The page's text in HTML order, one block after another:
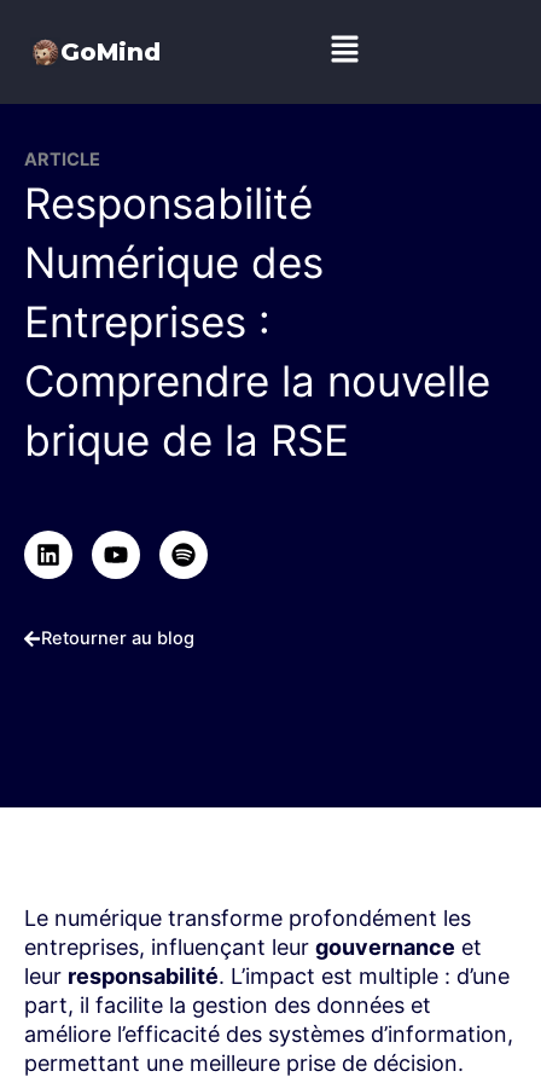
contenu
Menu
GoMind
ARTICLE
Responsabilité
Numérique des
Entreprises :
Comprendre la nouvelle
brique de la RSE
L
i
e
Y
o
u
S
p
i
Retourner au blog
Le numérique transforme profondément les
entreprises, influençant leur gouvernance et
leur responsabilité. L’impact est multiple : d’une
part, il facilite la gestion des données et
améliore l’efficacité des systèmes d’information,
permettant une meilleure prise de décision.